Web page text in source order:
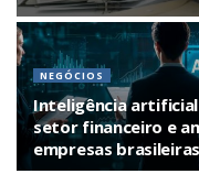
NEGÓCIOS
Inteligência
setor financeiro e
empresas brasileiras